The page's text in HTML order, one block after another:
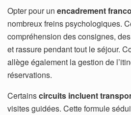
Opter pour un encadrement
nombreux freins psychologiques.
compréhension des consignes,
et rassure pendant tout le séjour.
allège également la gestion de
réservations.
Certainscircuits incluent
visites guidées. Cette formule